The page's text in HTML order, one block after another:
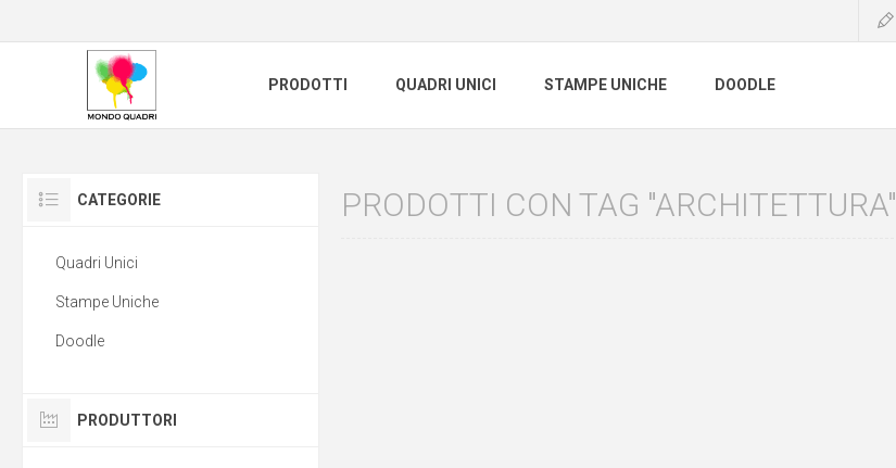
PRODOTTI QUADRI UNICI STAMPE UNICHE DOODLE
PRODOTTI CON TAG "ARCHITETTURA"
CATEGORIE
Quadri Unici
Stampe Uniche
Doodle
PRODUTTORI